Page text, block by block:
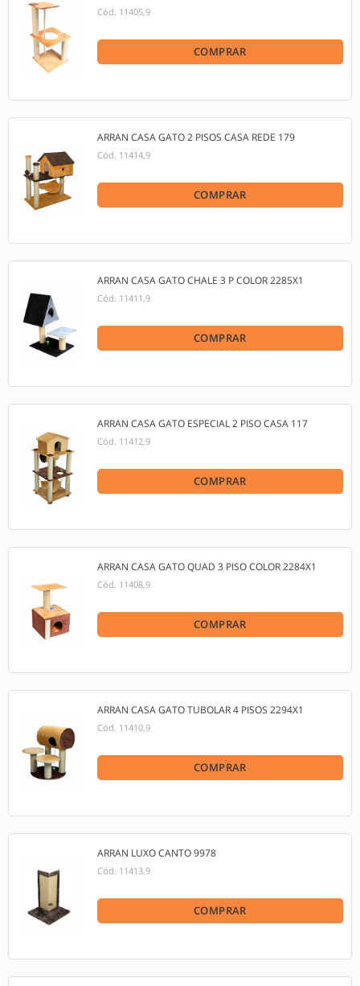
Cód. 11405,9
COMPRAR
ARRAN CASA GATO 2 PISOS CASA REDE 179
Cód. 11414,9
COMPRAR
ARRAN CASA GATO CHALE 3 P COLOR 2285X1
Cód. 11411,9
COMPRAR
ARRAN CASA GATO ESPECIAL 2 PISO CASA 117
Cód. 11412,9
COMPRAR
ARRAN CASA GATO QUAD 3 PISO COLOR 2284X1
Cód. 11408,9
COMPRAR
ARRAN CASA GATO TUBOLAR 4 PISOS 2294X1
Cód. 11410,9
COMPRAR
ARRAN LUXO CANTO 9978
Cód. 11413,9
COMPRAR